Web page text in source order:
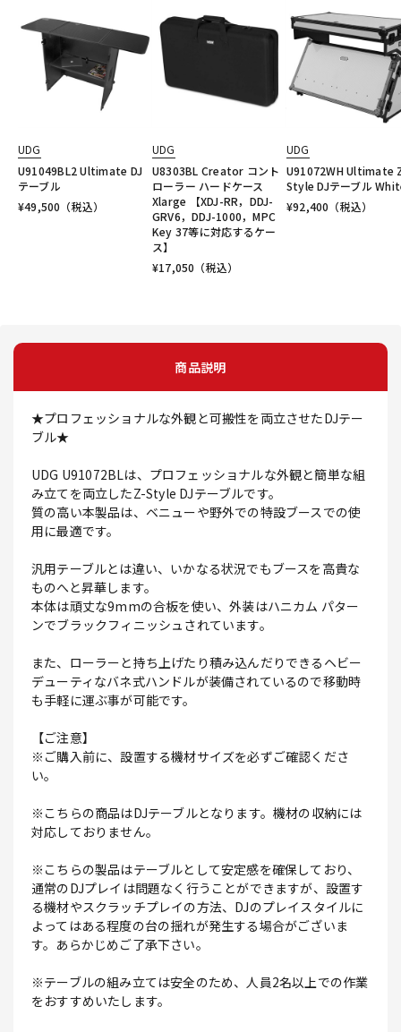
UDG
U91049BL2 Ultimate DJ
テーブル
¥49,500 （税込）
UDG
U8303BL Creator コント
ローラー ハードケース
Xlarge 【XDJ-RR，DDJ-
GRV6，DDJ-1000，MPC
Key 37等に対応するケー
ス】
¥17,050 （税込）
UDG
U91072WH Ultimate
Style DJテーブル
¥92,400 （税込）
商品説明
★プロフェッショナルな外観と可搬性を両立させたDJテー
ブル★
UDG U91072BLは、プロフェッショナルな外観と簡単な組
み立てを両立したZ-Style DJテーブルです。
質の高い本製品は、ベニューや野外での特設ブースでの使
用に最適です。
汎用テーブルとは違い、いかなる状況でもブースを高貴な
ものへと昇華します。
本体は頑丈な9mmの合板を使い、外装はハニカム パター
ンでブラックフィニッシュされています。
また、ローラーと持ち上げたり積み込んだりできるヘビー
デューティなバネ式ハンドルが装備されているので移動時
も手軽に運ぶ事が可能です。
【ご注意】
※ご購入前に、設置する機材サイズを必ずご確認くださ
い。
※こちらの商品はDJテーブルとなります。機材の収納には
対応しておりません。
※こちらの製品はテーブルとして安定感を確保しており、
通常のDJプレイは問題なく行うことができますが、設置す
る機材やスクラッチプレイの方法、DJのプレイスタイルに
よってはある程度の台の揺れが発生する場合がございま
す。あらかじめご了承下さい。
※テーブルの組み立ては安全のため、人員2名以上での作業
をおすすめいたします。